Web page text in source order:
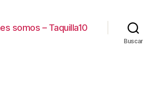
somos – Taquilla10
Buscar